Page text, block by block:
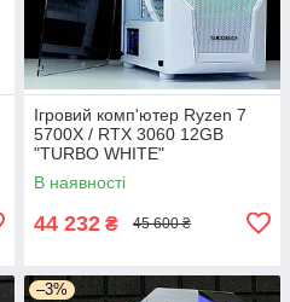
Ігровий комп'ютер Ryzen 7
5700X / RTX 3060 12GB
"TURBO WHITE"
В наявності
44 232 ₴ 45 600 ₴
–3%